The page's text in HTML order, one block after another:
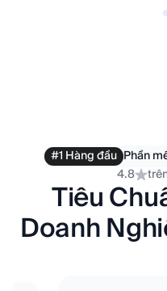
#1 Hàng đầu Phần
4.8
Tiêu
Doanh